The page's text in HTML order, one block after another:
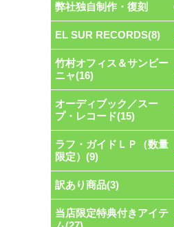
弊社独自制作・復刻
EL SUR RECORDS(8)
竹村オフィス＆サンビー
ニャ(16)
オーディブック／スー
プ・レコード(15)
ラフ・ガイドＬＰ（数量
限定）(9)
訳あり商品(3)
当店限定特典付きアイテ